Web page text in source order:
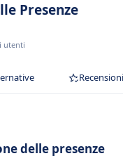
Presenze
utenti
Recensioni
delle presenze